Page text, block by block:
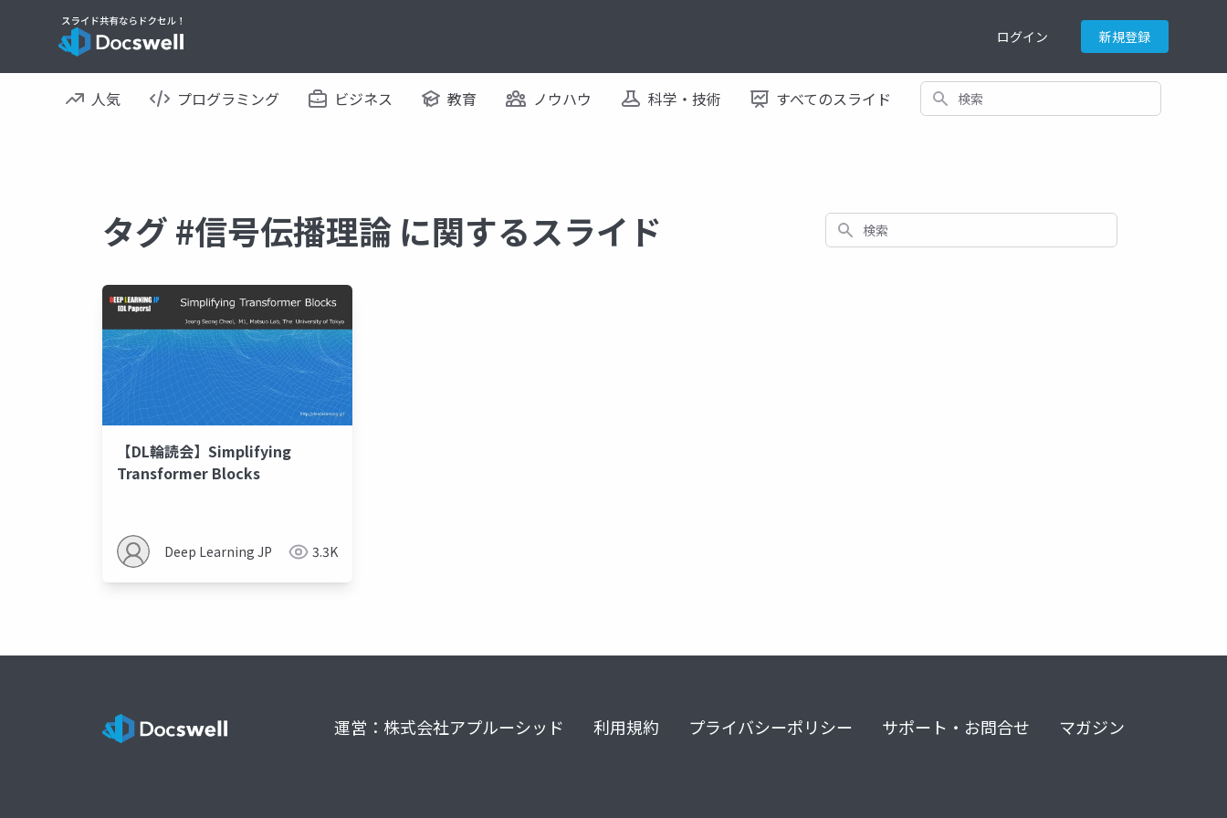
ログイン 新規登録
人気 プログラミング ビジネス 教育 ノウハウ 科学・技術 すべてのスライド 検索
タグ #信号伝播理論 に関するスライド 検索
【DL輪読会】Simplifying
Transformer Blocks
Deep Learning JP 3.3K
運営：株式会社アプルーシッド 利用規約 プライバシーポリシー サポート・お問合せ マガジン